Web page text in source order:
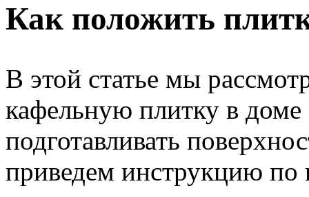
Как положить
В этой статье мы
кафельную плитку в
подготавливать
приведем инструкцию по